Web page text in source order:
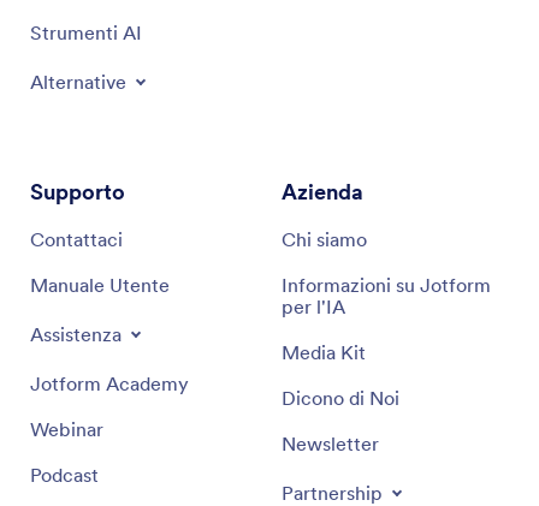
Strumenti AI
Alternative
Supporto
Contattaci
Manuale Utente
Assistenza
Jotform Academy
Webinar
Podcast
Azienda
Chi siamo
Informazioni su Jotform
per l'IA
Media Kit
Dicono di Noi
Newsletter
Partnership